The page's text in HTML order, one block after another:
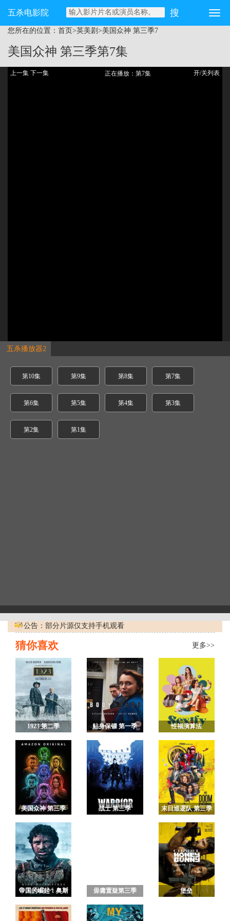
五杀电影院
您所在的位置： 首页>英美剧 >美国众神 第三季7
美国众神 第三季第7集
上一集 下一集 正在播放：第7集 开/关列表
五杀播放器2
第10集 第9集 第8集 第7集
第6集 第5集 第4集 第3集
第2集 第1集
公告：部分片源仅支持手机观看
更多>>
猜你喜欢
1923 第二季 贴身保镖 第一季 性福演算法
美国众神 第三季 战士 第三季 末日巡逻队 第三季
帝国的崛起：奥斯
毋庸置疑第三季 堡垒